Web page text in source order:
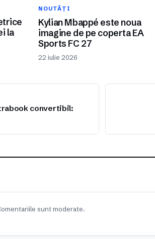
la
NOUTĂȚI
Kylian Mbappé este noua
imagine de pe coperta EA
Sports FC 27
22 iulie 2026
convertibil:
sunt moderate.